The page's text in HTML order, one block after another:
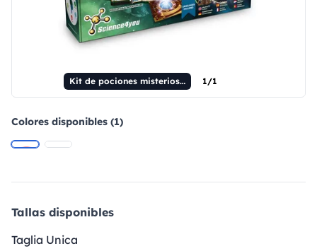
Kit de pociones misteriosas I. Kit educativo para niños. 1/1
Colores disponibles (1)
Tallas disponibles
Taglia Unica